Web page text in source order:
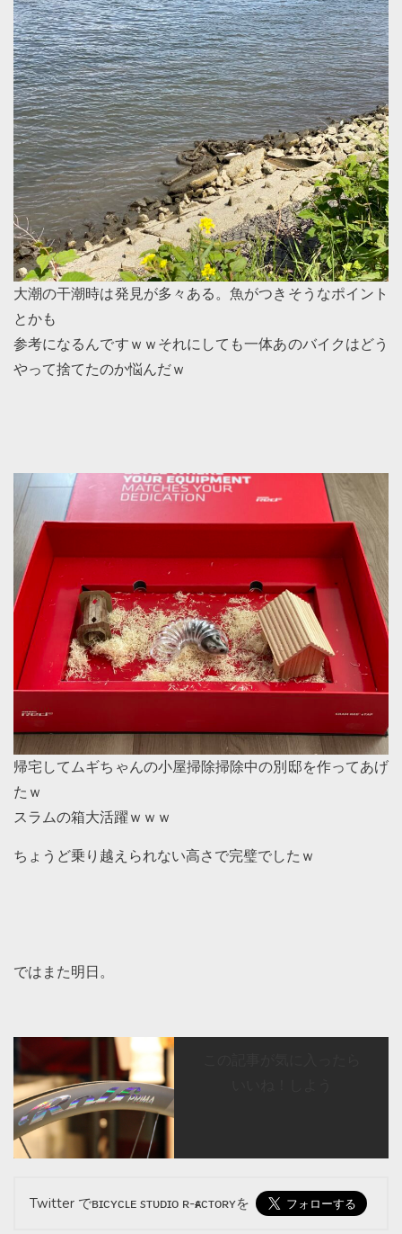
大潮の干潮時は発見が多々ある。魚がつきそうなポイント
とかも
参考になるんですｗｗそれにしても一体あのバイクはどう
やって捨てたのか悩んだｗ
帰宅してムギちゃんの小屋掃除掃除中の別邸を作ってあげ
たｗ
スラムの箱大活躍ｗｗｗ
ちょうど乗り越えられない高さで完璧でしたｗ
ではまた明日。
Twitter でʙɪᴄʏᴄʟᴇ sᴛᴜᴅɪᴏ ʀ-ғᴀᴄᴛᴏʀʏを